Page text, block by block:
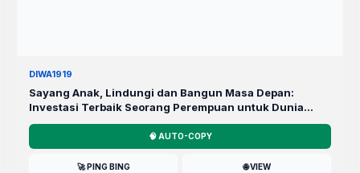
DIWA1919
Sayang Anak, Lindungi dan Bangun Masa Depan:
Investasi Terbaik Seorang Perempuan untuk Dunia
yang Lebih Baik
🧠 AUTO-COPY
🚀 PING BING 🌐 VIEW